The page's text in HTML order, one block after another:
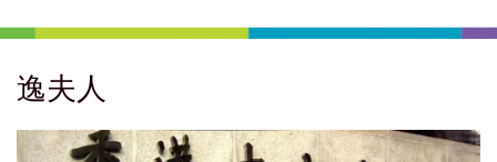
逸夫人